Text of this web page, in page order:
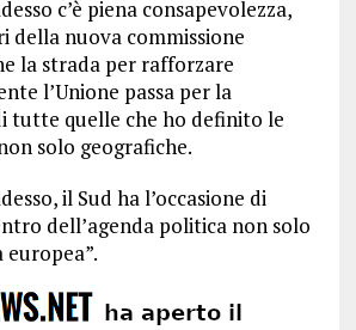
c’è piena consapevolezza,
della nuova commissione
la strada per rafforzare
l’Unione passa per la
tutte quelle che ho definito le
solo geografiche.
il Sud ha l’occasione di
dell’agenda politica non solo